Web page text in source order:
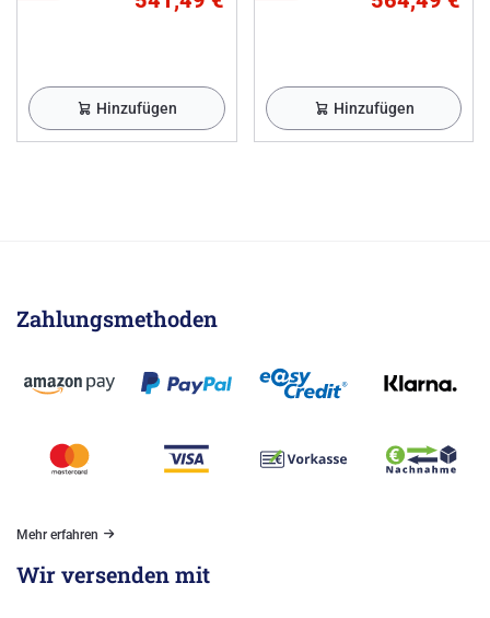
Hinzufügen Hinzufügen
Zahlungsmethoden
Mehr erfahren
Wir versenden mit